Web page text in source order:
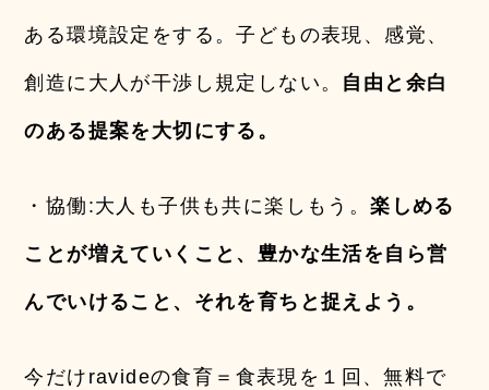
ある環境設定をする。子どもの表現、感覚、
創造に大人が干渉し規定しない。 自由と余白
のある提案を大切にする。
・協働:大人も子供も共に楽しもう。楽しめる
ことが増えていくこと、豊かな生活を自ら営
んでいけること、それを育ちと捉えよう。
今だけravideの食育＝食表現を１回、無料で